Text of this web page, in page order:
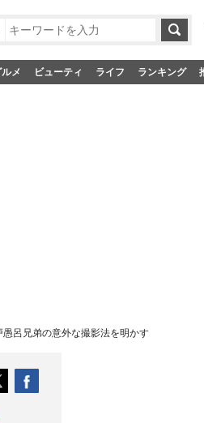
メ ビューティ ライフ ランキング
呂兄弟の意外な撮影法を明かす